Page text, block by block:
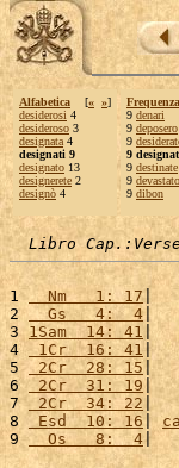
Alfabetica [« »]
desiderosi 4
desideroso 3
designata 4
designati 9
designato 13
designerete 2
designò 4
Frequenza
9 denari
9 deposero
9
9
9 destinate
9
9 dibon
Libro
1
  Nm   1: 17
|
2
  Gs   4:  4
3 1Sam  14: 41
4
1Cr  16: 41|
5 2Cr  28: 15 |
6 2Cr  31: 19 |
7
2Cr  34: 22 |
8 Esd  10: 16 |
9
  Os   8:  4